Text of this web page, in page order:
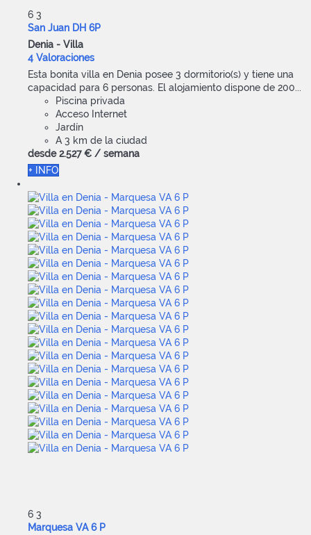
6 3
San Juan DH 6P
Denia - Villa
4 Valoraciones
Esta bonita villa en Denia posee 3 dormitorio(s) y tiene una
capacidad para 6 personas. El alojamiento dispone de 200...
Piscina privada
Acceso Internet
Jardín
A 3 km de la ciudad
desde 2.527 € / semana
+ INFO
6 3
Marquesa VA 6 P